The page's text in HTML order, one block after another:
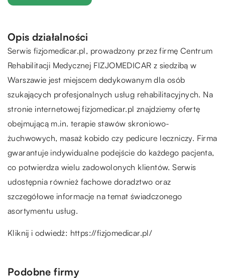
Opis działalności
Serwis fizjomedicar.pl, prowadzony przez firmę Centrum
Rehabilitacji Medycznej FIZJOMEDICAR z siedzibą w
Warszawie jest miejscem dedykowanym dla osób
szukających profesjonalnych usług rehabilitacyjnych. Na
stronie internetowej fizjomedicar.pl znajdziemy ofertę
obejmującą m.in. terapie stawów skroniowo-
żuchwowych, masaż kobido czy pedicure leczniczy. Firma
gwarantuje indywidualne podejście do każdego pacjenta,
co potwierdza wielu zadowolonych klientów. Serwis
udostępnia również fachowe doradztwo oraz
szczegółowe informacje na temat świadczonego
asortymentu usług.
Kliknij i odwiedź: https://fizjomedicar.pl/
Podobne firmy